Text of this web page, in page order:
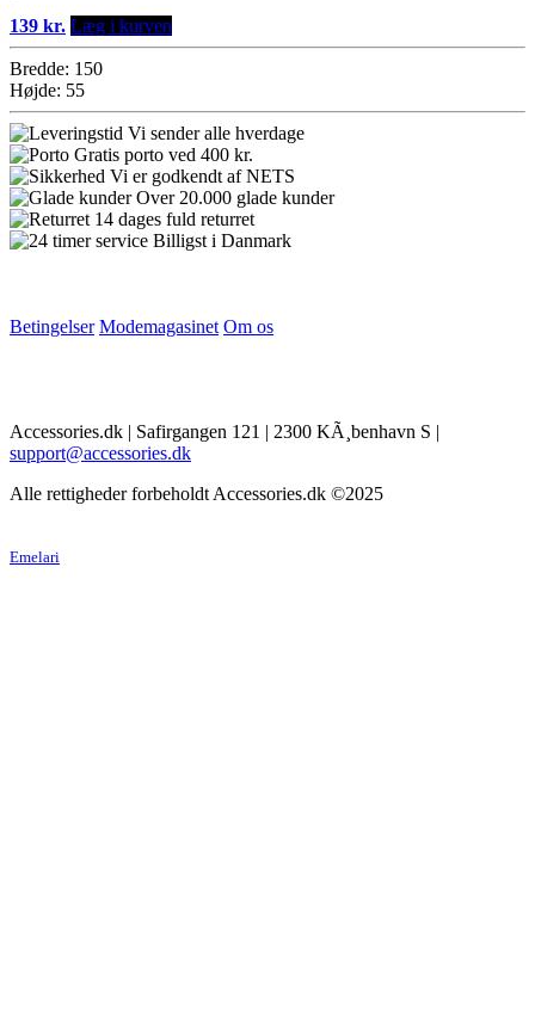
139 kr. Læg i kurven
Bredde: 150
Højde: 55
Vi sender alle hverdage
Gratis porto ved 400 kr.
Vi er godkendt af NETS
Over 20.000 glade kunder
14 dages fuld returret
Billigst i Danmark
Betingelser Modemagasinet Om os
Accessories.dk | Safirgangen 121 | 2300 KÃ¸benhavn S |
support@accessories.dk
Alle rettigheder forbeholdt Accessories.dk ©2025
Emelari